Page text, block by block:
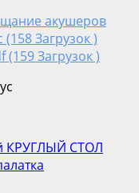
акушеров
Загрузок )
Загрузок )
КРУГЛЫЙ СТОЛ